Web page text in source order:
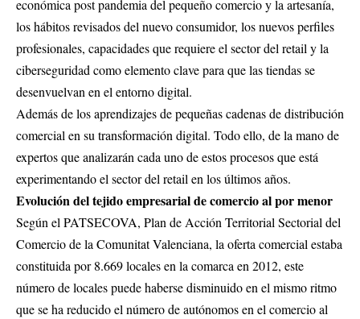
económica post pandemia del pequeño comercio y la artesanía,
los hábitos revisados del nuevo consumidor, los nuevos perfiles
profesionales, capacidades que requiere el sector del retail y la
ciberseguridad como elemento clave para que las tiendas se
desenvuelvan en el entorno digital.
Además de los aprendizajes de pequeñas cadenas de distribución
comercial en su transformación digital. Todo ello, de la mano de
expertos que analizarán cada uno de estos procesos que está
experimentando el sector del retail en los últimos años.
Evolución del tejido empresarial de comercio al por menor
Según el PATSECOVA, Plan de Acción Territorial Sectorial del
Comercio de la Comunitat Valenciana, la oferta comercial estaba
constituida por 8.669 locales en la comarca en 2012, este
número de locales puede haberse disminuido en el mismo ritmo
que se ha reducido el número de autónomos en el comercio al